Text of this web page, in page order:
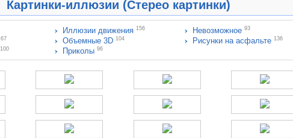
Картинки-иллюзии (Стерео картинки)
Иллюзии движения 156 Невозможное 93
67 Объемные 3D 104 Рисунки на асфальте 136
100 Приколы 96